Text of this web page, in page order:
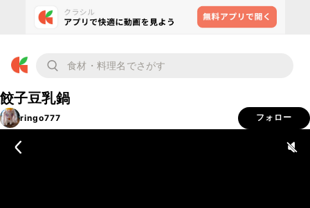
餃子豆乳鍋
ringo777 フォロー